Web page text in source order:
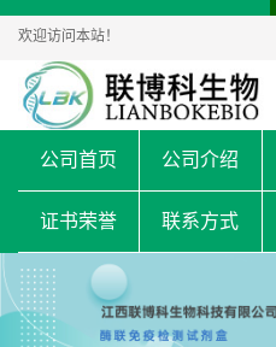
欢迎访问本站！
公司首页 公司介绍
证书荣誉 联系方式